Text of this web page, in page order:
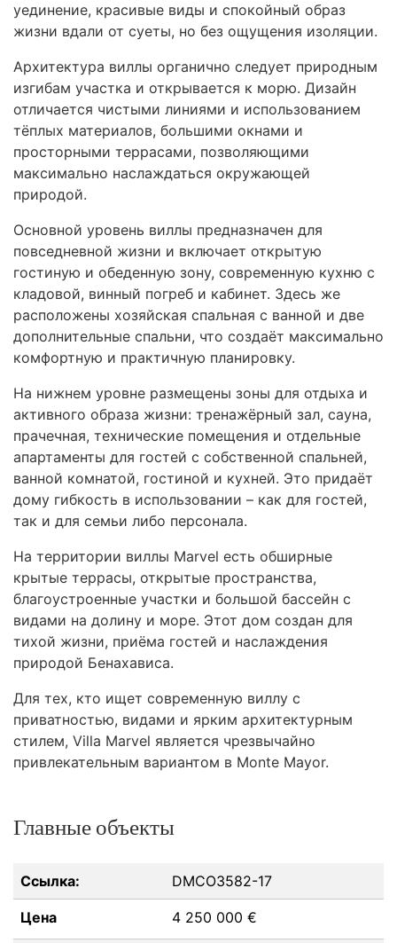
уединение, красивые виды и спокойный образ
жизни вдали от суеты, но без ощущения изоляции.
Архитектура виллы органично следует природным
изгибам участка и открывается к морю. Дизайн
отличается чистыми линиями и использованием
тёплых материалов, большими окнами и
просторными террасами, позволяющими
максимально наслаждаться окружающей
природой.
Основной уровень виллы предназначен для
повседневной жизни и включает открытую
гостиную и обеденную зону, современную кухню с
кладовой, винный погреб и кабинет. Здесь же
расположены хозяйская спальная с ванной и две
дополнительные спальни, что создаёт максимально
комфортную и практичную планировку.
На нижнем уровне размещены зоны для отдыха и
активного образа жизни: тренажёрный зал, сауна,
прачечная, технические помещения и отдельные
апартаменты для гостей с собственной спальней,
ванной комнатой, гостиной и кухней. Это придаёт
дому гибкость в использовании – как для гостей,
так и для семьи либо персонала.
На территории виллы Marvel есть обширные
крытые террасы, открытые пространства,
благоустроенные участки и большой бассейн с
видами на долину и море. Этот дом создан для
тихой жизни, приёма гостей и наслаждения
природой Бенахависа.
Для тех, кто ищет современную виллу с
приватностью, видами и ярким архитектурным
стилем, Villa Marvel является чрезвычайно
привлекательным вариантом в Monte Mayor.
Главные объекты
Ссылка: DMCO3582-17
Цена 4 250 000 €